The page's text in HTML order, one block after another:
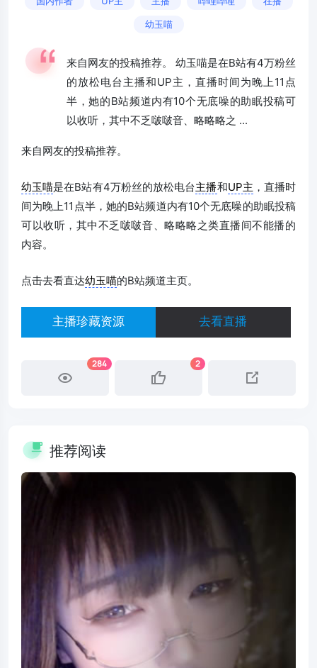
幼玉喵
来自网友的投稿推荐。 幼玉喵是在B站有4万粉丝
的放松电台主播和UP主，直播时间为晚上11点
半，她的B站频道内有10个无底噪的助眠投稿可
以收听，其中不乏啵啵音、略略略之 ...
来自网友的投稿推荐。
幼玉喵是在B站有4万粉丝的放松电台主播和UP主 ，直播时
间为晚上11点半，她的B站频道内有10个无底噪的助眠投稿
可以收听，其中不乏啵啵音、略略略之类直播间不能播的
内容。
点击去看直达幼玉喵的B站频道主页。
主播珍藏资源 去看直播
284 2
推荐阅读